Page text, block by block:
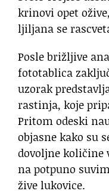
krinovi opet
ljiljana se
Posle brižljive
fototablica
uzorak
rastinja, koje
Pritom odeski
objasne kako su
dovoljne
na potpuno
žive lukovice.